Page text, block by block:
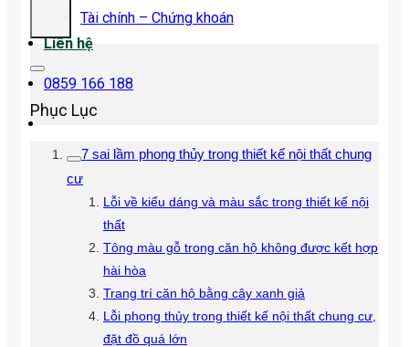
Tài chính – Chứng khoán
Liên hệ
0859 166 188
Phục Lục
7 sai lầm phong thủy trong thiết kế nội thất chung
cư
Lỗi về kiểu dáng và màu sắc trong thiết kế nội
thất
Tông màu gỗ trong căn hộ không được kết hợp
hài hòa
Trang trí căn hộ bằng cây xanh giả
Lỗi phong thủy trong thiết kế nội thất chung cư,
đặt đồ quá lớn